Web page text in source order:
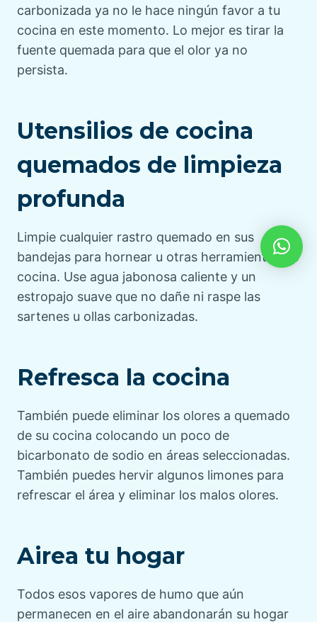
carbonizada ya no le hace ningún favor a tu
cocina en este momento. Lo mejor es tirar la
fuente quemada para que el olor ya no
persista.
Utensilios de cocina
quemados de limpieza
profunda
Limpie cualquier rastro quemado en sus
bandejas para hornear u otras herramientas de
cocina. Use agua jabonosa caliente y un
estropajo suave que no dañe ni raspe las
sartenes u ollas carbonizadas.
Refresca la cocina
También puede eliminar los olores a quemado
de su cocina colocando un poco de
bicarbonato de sodio en áreas seleccionadas.
También puedes hervir algunos limones para
refrescar el área y eliminar los malos olores.
Airea tu hogar
Todos esos vapores de humo que aún
permanecen en el aire abandonarán su hogar